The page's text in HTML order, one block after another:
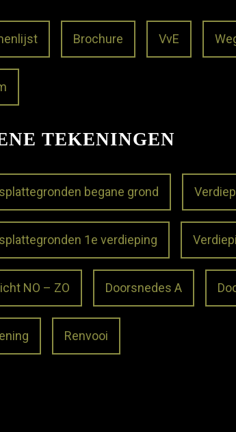
Brochure VvE
TEKENINGEN
begane grond
1e verdieping
NO – ZO Doorsnedes A
Renvooi